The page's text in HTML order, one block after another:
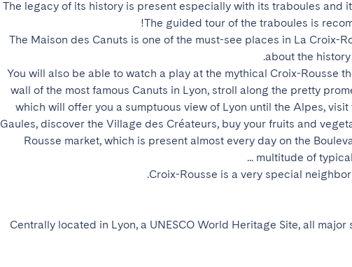
The legacy of its history is present especially with its traboules and
The Maison des Canuts is one of the must-see places in La Croix-
You will also be able to watch a play at the mythical Croix-Rousse
wall of the most famous Canuts in Lyon, stroll along the pretty
which will offer you a sumptuous view of Lyon until the Alpes,
Gaules, discover the Village des Créateurs, buy your fruits and
Rousse market, which is present almost every day on the
Centrally located in Lyon, a UNESCO World Heritage Site, all